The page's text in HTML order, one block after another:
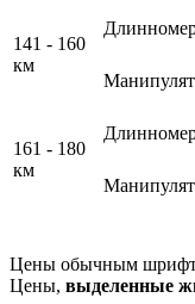
141 - 160
км
161 - 180
км
Цены обычным
Цены, выделенные